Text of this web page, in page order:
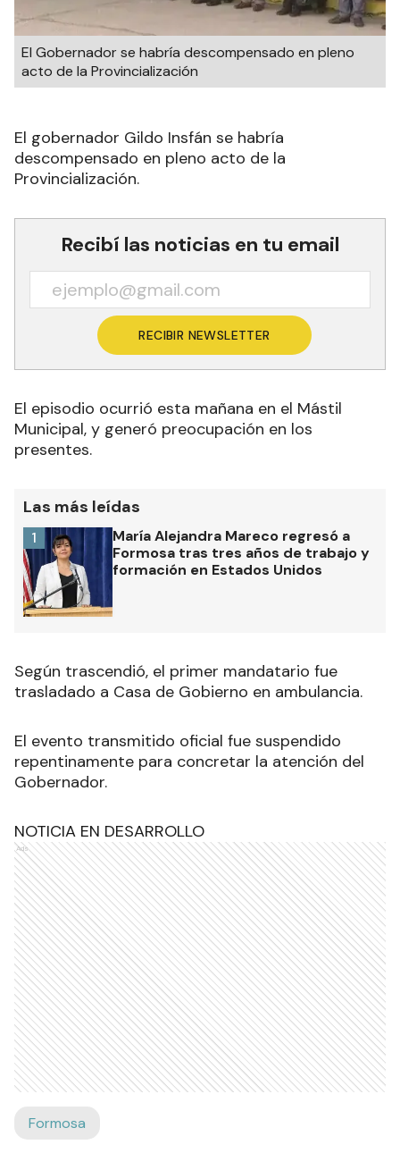
El Gobernador se habría descompensado en pleno
acto de la Provincialización
El gobernador Gildo Insfán se habría
descompensado en pleno acto de la
Provincialización.
Recibí las noticias en tu email
RECIBIR NEWSLETTER
El episodio ocurrió esta mañana en el Mástil
Municipal, y generó preocupación en los
presentes.
Las más leídas
María Alejandra Mareco regresó a
Formosa tras tres años de trabajo y
formación en Estados Unidos
1
Según trascendió, el primer mandatario fue
trasladado a Casa de Gobierno en ambulancia.
El evento transmitido oficial fue suspendido
repentinamente para concretar la atención del
Gobernador.
NOTICIA EN DESARROLLO
Ads
Formosa